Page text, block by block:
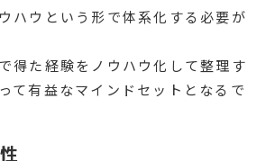
ハウという形で体系化する必要が
得た経験をノウハウ化して整理す
て有益なマインドセットとなるで